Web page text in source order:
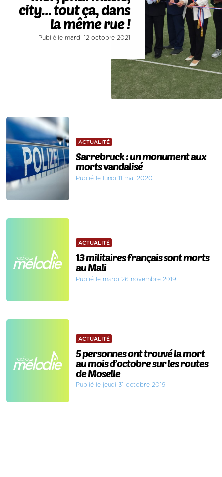
city… tout ça, dans
la même rue !
Publié le mardi 12 octobre 2021
ACTUALITÉ
Sarrebruck : un monument aux
morts vandalisé
Publié le lundi 11 mai 2020
ACTUALITÉ
13 militaires français sont morts
au Mali
Publié le mardi 26 novembre 2019
ACTUALITÉ
5 personnes ont trouvé la mort
au mois d’octobre sur les routes
de Moselle
Publié le jeudi 31 octobre 2019